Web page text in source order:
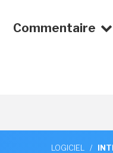
Commentaire
LOGICIEL /